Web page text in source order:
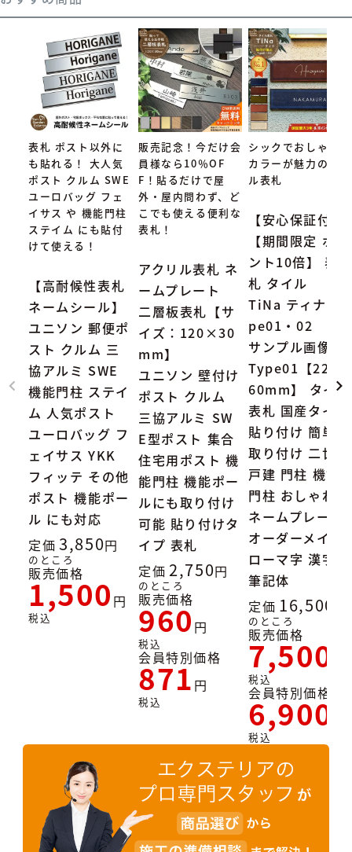
表札 ポスト以外に
も貼れる！ 大人気
ポスト クルム SWE
ユーロバッグ フェ
イサス や 機能門柱
ステイム にも貼付
けて使える！
【高耐候性表札
ネームシール】
ユニソン 郵便ポ
スト クルム 三
協アルミ SWE
機能門柱 ステイ
ム 人気ポスト
ユーロバッグ フ
ェイサス YKK
フィッテ その他
ポスト 機能ポー
ル にも対応
定価 3,850
のところ
販売価格
1,500
税込
販売記念！今だけ会
員様なら10％OF
F！貼るだけで屋
外・屋内問わず、ど
こでも使える便利な
表札！
アクリル表札 ネ
ームプレート
二層板表札【サ
イズ：120×30
mm】
ユニソン 壁付け
ポスト クルム
三協アルミ SW
E型ポスト 集合
住宅用ポスト 機
能門柱 機能ポー
ルにも取り付け
可能 貼り付けタ
イプ 表札
定価 2,750
のところ
販売価格
960
税込
会員特別価格
871
税込
シックでおしゃれな
カラーが魅力のタイ
ル表札
【安心保証付】
【期間限定 ポイ
ント10倍】 表
札 タイル
TiNa ティナ Ty
pe01・02
サンプル画像：
Type01【227×
60mm】 タイル
表札 国産タイル
貼り付け 簡単
取り付け 二世帯
戸建 門柱 機能
門柱 おしゃれ
ネームプレート
オーダーメイド
ローマ字 漢字
筆記体
定価 16,500
のところ
販売価格
7,500
税込
会員特別価格
6,900
税込